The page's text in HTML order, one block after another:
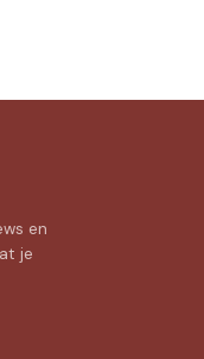
en
je